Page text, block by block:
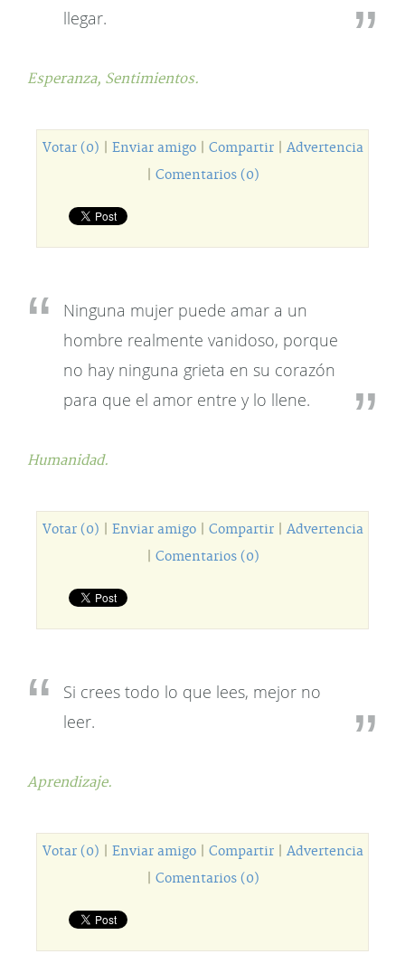
llegar.
Esperanza, Sentimientos.
Votar (0) Enviar amigo| Compartir| Advertencia
Comentarios (0)
Ninguna mujer puede amar a un
hombre realmente vanidoso, porque
no hay ninguna grieta en su corazón
para que el amor entre y lo llene.
Humanidad.
Votar (0) Enviar amigo| Compartir| Advertencia
Comentarios (0)
Si crees todo lo que lees, mejor no
leer.
Aprendizaje.
Votar (0) Enviar amigo| Compartir| Advertencia
Comentarios (0)